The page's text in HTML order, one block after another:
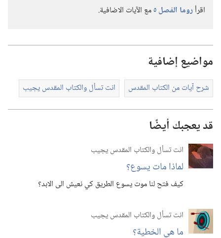
اقرأروما الفصل ٥ مع الآيات الاضافية.‏
مواضيع إضافية
شرح آيات من الكتاب المقدس انت تسأل والكتاب المقدس يجيب
قد يعجبك أيضًا
انت تسأل والكتاب المقدس يجيب
لماذا مات يسوع؟‏
كيف فتح لنا موت يسوع الطريق كي نعيش الى الابد؟‏
انت تسأل والكتاب المقدس يجيب
ما هي الخطية؟‏